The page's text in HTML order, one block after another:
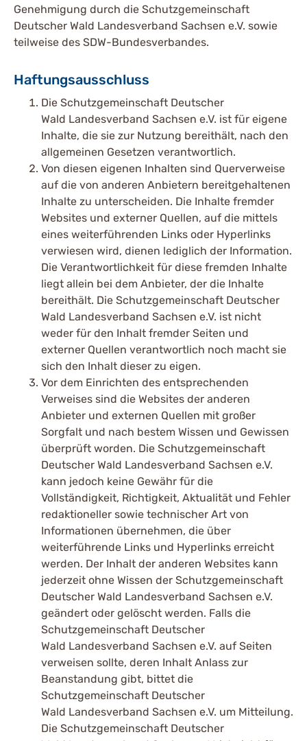
Genehmigung durch die Schutzgemeinschaft
Deutscher Wald Landesverband Sachsen e.V. sowie
teilweise des SDW-Bundesverbandes.
Haftungsausschluss
Die Schutzgemeinschaft Deutscher
Wald Landesverband Sachsen e.V. ist für eigene
Inhalte, die sie zur Nutzung bereithält, nach den
allgemeinen Gesetzen verantwortlich.
Von diesen eigenen Inhalten sind Querverweise
auf die von anderen Anbietern bereitgehaltenen
Inhalte zu unterscheiden. Die Inhalte fremder
Websites und externer Quellen, auf die mittels
eines weiterführenden Links oder Hyperlinks
verwiesen wird, dienen lediglich der Information.
Die Verantwortlichkeit für diese fremden Inhalte
liegt allein bei dem Anbieter, der die Inhalte
bereithält. Die Schutzgemeinschaft Deutscher
Wald Landesverband Sachsen e.V. ist nicht
weder für den Inhalt fremder Seiten und
externer Quellen verantwortlich noch macht sie
sich den Inhalt dieser zu eigen.
Vor dem Einrichten des entsprechenden
Verweises sind die Websites der anderen
Anbieter und externen Quellen mit großer
Sorgfalt und nach bestem Wissen und Gewissen
überprüft worden. Die Schutzgemeinschaft
Deutscher Wald Landesverband Sachsen e.V.
kann jedoch keine Gewähr für die
Vollständigkeit, Richtigkeit, Aktualität und Fehler
redaktioneller sowie technischer Art von
Informationen übernehmen, die über
weiterführende Links und Hyperlinks erreicht
werden. Der Inhalt der anderen Websites kann
jederzeit ohne Wissen der Schutzgemeinschaft
Deutscher Wald Landesverband Sachsen e.V.
geändert oder gelöscht werden. Falls die
Schutzgemeinschaft Deutscher
Wald Landesverband Sachsen e.V. auf Seiten
verweisen sollte, deren Inhalt Anlass zur
Beanstandung gibt, bittet die
Schutzgemeinschaft Deutscher
Wald Landesverband Sachsen e.V. um Mitteilung.
Die Schutzgemeinschaft Deutscher